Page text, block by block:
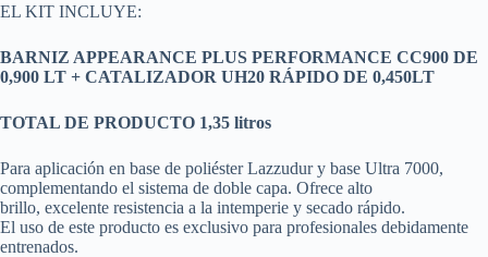
EL KIT INCLUYE:
BARNIZ APPEARANCE PLUS PERFORMANCE CC900 DE
0,900 LT + CATALIZADOR UH20 RÁPIDO DE 0,450LT
TOTAL DE PRODUCTO 1,35 litros
Para aplicación en base de poliéster Lazzudur y base Ultra 7000,
complementando el sistema de doble capa. Ofrece alto
brillo, excelente resistencia a la intemperie y secado rápido.
El uso de este producto es exclusivo para profesionales debidamente
entrenados.